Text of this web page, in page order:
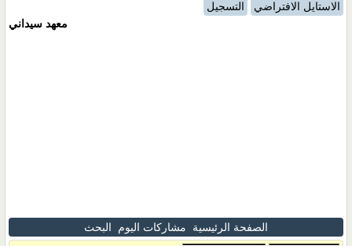
الاستايل الافتراضي
التسجيل
معهد سيداني
الصفحة الرئيسية مشاركات اليوم البحث